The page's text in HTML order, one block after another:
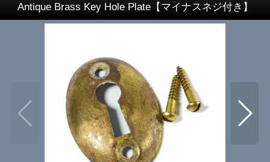
Antique Brass Key Hole Plate【マイナスネジ付き】